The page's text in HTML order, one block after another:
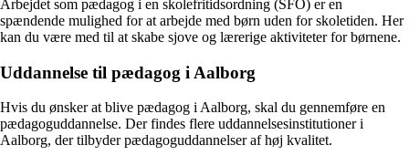
Arbejdet som pædagog i en skolefritidsordning (SFO) er en
spændende mulighed for at arbejde med børn uden for skoletiden. Her
kan du være med til at skabe sjove og lærerige aktiviteter for børnene.
Uddannelse til pædagog i Aalborg
Hvis du ønsker at blive pædagog i Aalborg, skal du gennemføre en
pædagoguddannelse. Der findes flere uddannelsesinstitutioner i
Aalborg, der tilbyder pædagoguddannelser af høj kvalitet.